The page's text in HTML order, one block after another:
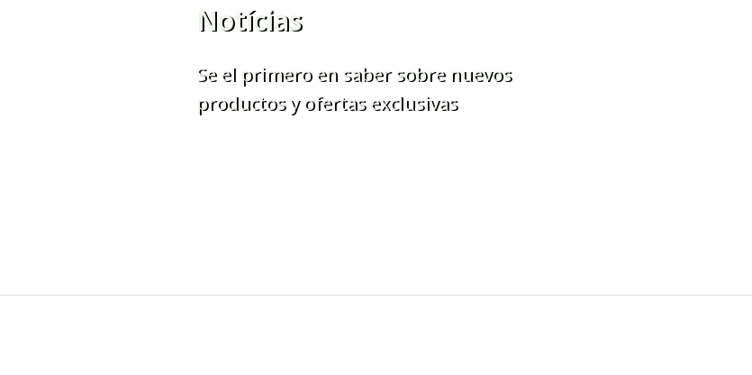
Notícias
Se el primero en saber sobre nuevos
productos y ofertas exclusivas